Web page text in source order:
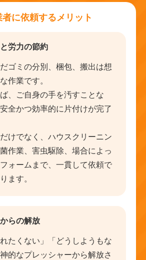
に依頼するメリット
労力の節約
ゴミの分別、梱包、搬出は想
作業です。
、ご自身の手を汚すことな
全かつ効率的に片付けが完了
けでなく、ハウスクリーニン
作業、害虫駆除、場合によっ
ォームまで、一貫して依頼で
ます。
らの解放
れたくない」「どうしようもな
的なプレッシャーから解放さ